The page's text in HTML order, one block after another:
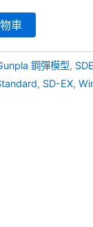
車
鋼彈模型,
, SD-EX,